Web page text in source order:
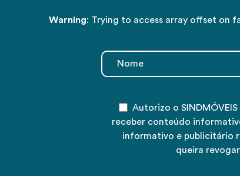
Warning: Trying to access array offset on
Autorizo o
receber conteúdo
informativo e publicitário
queira